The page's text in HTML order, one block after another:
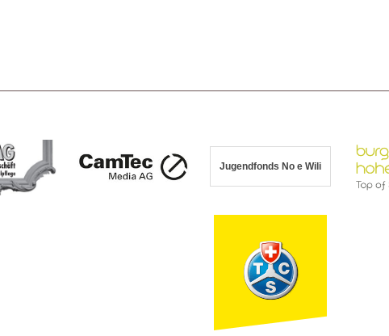
Jugendfonds No e Wili